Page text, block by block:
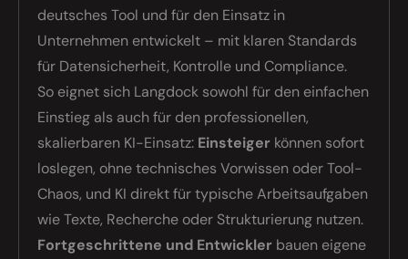
deutsches Tool und für den Einsatz in
Unternehmen entwickelt – mit klaren Standards
für Daten­sicherheit, Kontrolle und Compliance.
So eignet sich Langdock sowohl für den einfachen
Einstieg als auch für den professionellen,
skalierbaren KI-Einsatz: Einsteiger können sofort
loslegen, ohne technisches Vorwissen oder Tool-
Chaos, und KI direkt für typische Arbeitsaufgaben
wie Texte, Recherche oder Strukturierung nutzen.
Fortgeschrittene und Entwickler bauen eigene